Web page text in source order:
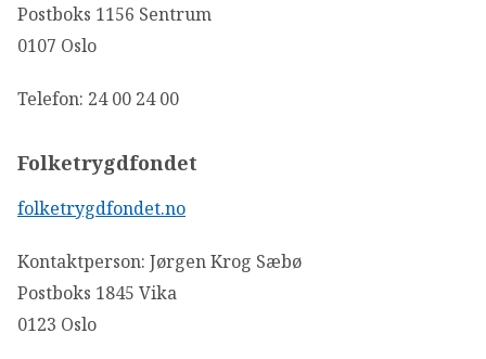
Postboks 1156 Sentrum
0107 Oslo
Telefon: 24 00 24 00
Folketrygdfondet
folketrygdfondet.no
Kontaktperson: Jørgen Krog Sæbø
Postboks 1845 Vika
0123 Oslo